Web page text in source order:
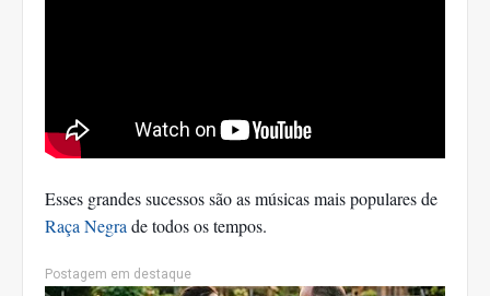
Esses grandes sucessos são as músicas mais populares de
Raça Negra de todos os tempos.
Postagem em destaque